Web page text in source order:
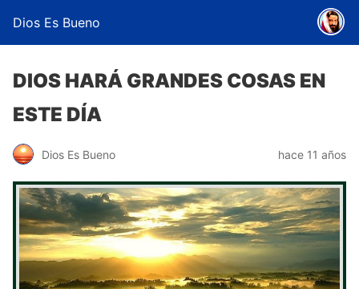
Dios Es Bueno
DIOS HARÁ GRANDES COSAS EN
ESTE DÍA
Dios Es Bueno hace 11 años